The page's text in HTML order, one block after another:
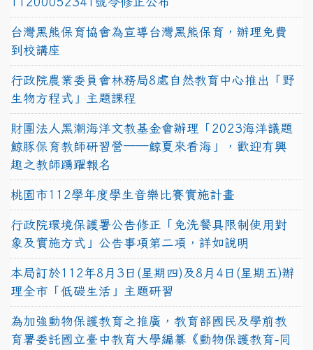
台灣黑熊保育協會為宣導台灣黑熊保育，辦理免費
到校講座
行政院農業委員會林務局8處自然教育中心推出「野
生物方程式」主題課程
財團法人黑潮海洋文教基金會辦理「2023海洋議題
鯨豚保育教師研習營──鯨夏來看海」，歡迎有興
趣之教師踴躍報名
桃園市112學年度學生音樂比賽實施計畫
行政院環境保護署公告修正「免洗餐具限制使用對
象及實施方式」公告事項第二項，詳如說明
本局訂於112年8月3日(星期四)及8月4日(星期五)辦
理全市「低碳生活」主題研習
為加強動物保護教育之推廣，教育部國民及學前教
育署委託國立臺中教育大學編纂《動物保護教育-同